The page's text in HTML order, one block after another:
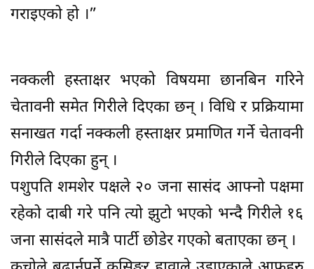
गराइएको हो ।”
नक्कली हस्ताक्षर भएको विषयमा छानबिन गरिने
चेतावनी समेत गिरीले दिएका छन् । विधि र प्रक्रियामा
सनाखत गर्दा नक्कली हस्ताक्षर प्रमाणित गर्ने चेतावनी
गिरीले दिएका हुन् ।
पशुपति शमशेर पक्षले २० जना सासंद आफ्नो पक्षमा
रहेको दाबी गरे पनि त्यो झुटो भएको भन्दै गिरीले १६
जना सासंदले मात्रै पार्टी छोडेर गएको बताएका छन् ।